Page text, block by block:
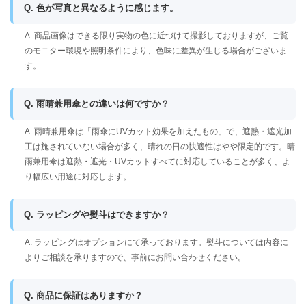
Q. 色が写真と異なるように感じます。
A. 商品画像はできる限り実物の色に近づけて撮影しておりますが、ご覧
のモニター環境や照明条件により、色味に差異が生じる場合がございま
す。
Q. 雨晴兼用傘との違いは何ですか？
A. 雨晴兼用傘は「雨傘にUVカット効果を加えたもの」で、遮熱・遮光加
工は施されていない場合が多く、晴れの日の快適性はやや限定的です。晴
雨兼用傘は遮熱・遮光・UVカットすべてに対応していることが多く、よ
り幅広い用途に対応します。
Q. ラッピングや熨斗はできますか？
A. ラッピングはオプションにて承っております。熨斗については内容に
よりご相談を承りますので、事前にお問い合わせください。
Q. 商品に保証はありますか？